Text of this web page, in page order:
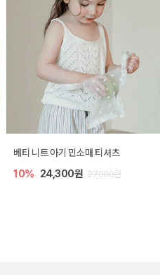
베티 니트 아기 민소매 티셔츠
10% 24,300원 27,000원